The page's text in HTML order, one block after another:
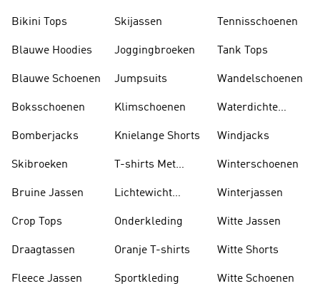
Bikini Tops
Blauwe Hoodies
Blauwe Schoenen
Boksschoenen
Bomberjacks
Skibroeken
Bruine Jassen
Crop Tops
Draagtassen
Fleece Jassen
Skijassen
Joggingbroeken
Jumpsuits
Klimschoenen
Knielange Shorts
T-shirts Met
Lichtewicht
Onderkleding
Oranje T-shirts
Sportkleding
Tennisschoenen
Tank Tops
Wandelschoenen
Waterdichte
Windjacks
Winterschoenen
Winterjassen
Witte Jassen
Witte Shorts
Witte Schoenen